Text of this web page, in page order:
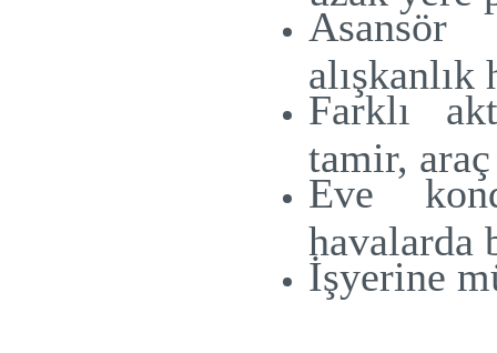
Asansör
Farklı
tamir,
Eve
havalarda
İşyerine